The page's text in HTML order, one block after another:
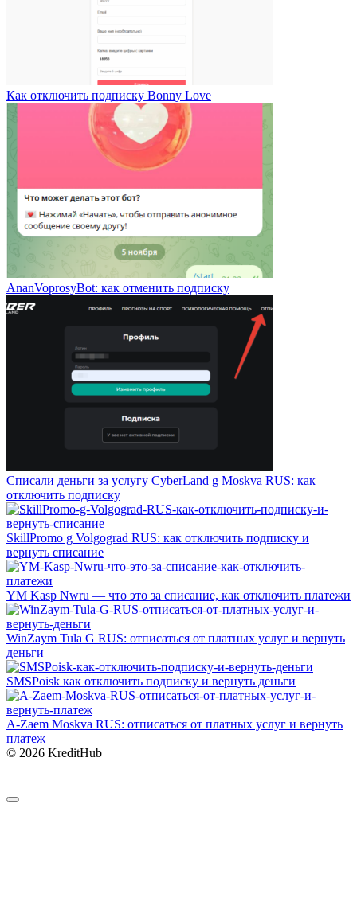
Как отключить подписку Bonny Love
AnanVoprosyBot: как отменить подписку
Списали деньги за услугу CyberLand g Moskva RUS: как
отключить подписку
SkillPromo g Volgograd RUS: как отключить подписку и
вернуть списание
YM Kasp Nwru — что это за списание, как отключить платежи
WinZaym Tula G RUS: отписаться от платных услуг и вернуть
деньги
SMSPoisk как отключить подписку и вернуть деньги
A-Zaem Moskva RUS: отписаться от платных услуг и вернуть
платеж
© 2026 KreditHub